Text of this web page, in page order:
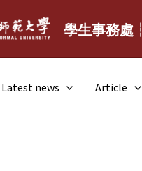
學生事務處
Latest news Article